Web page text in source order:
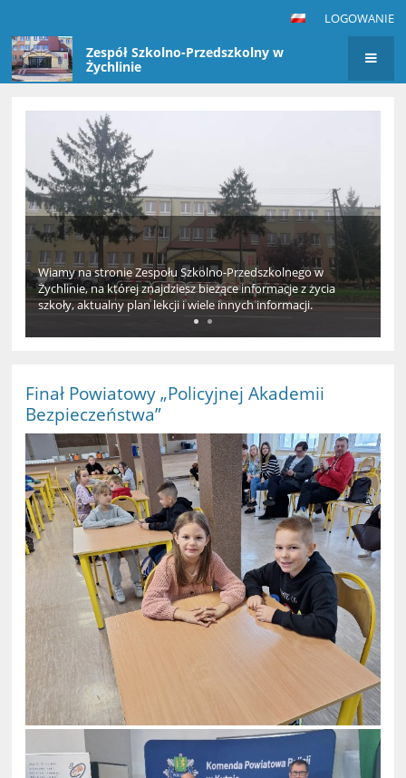
LOGOWANIE
Zespół Szkolno-Przedszkolny w
Żychlinie
Strona
główna
Wiamy na stronie Zespołu Szkolno-Przedszkolnego w
Żychlinie, na której znajdziesz bieżące informacje z życia
szkoły, aktualny plan lekcji i wiele innych informacji.
Finał Powiatowy „Policyjnej Akademii
Bezpieczeństwa”